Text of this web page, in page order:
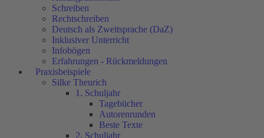
Schreiben
Rechtschreiben
Deutsch als Zweitsprache (DaZ)
Inklusiver Unterricht
Infobögen
Erfahrungen - Rückmeldungen
Praxisbeispiele
Silke Theurich
1. Schuljahr
Tagebücher
Autorenrunden
Beste Texte
2. Schuljahr